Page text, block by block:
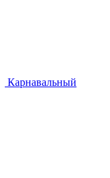
Карнавальный